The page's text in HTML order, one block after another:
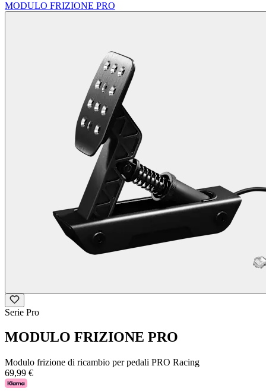
MODULO FRIZIONE PRO
Serie Pro
MODULO FRIZIONE PRO
Modulo frizione di ricambio per pedali PRO Racing
69,99 €